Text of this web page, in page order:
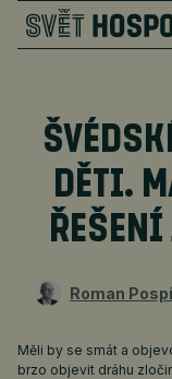
DĚTI.
Roman
Měli by se smát a
brzo objevit dráhu